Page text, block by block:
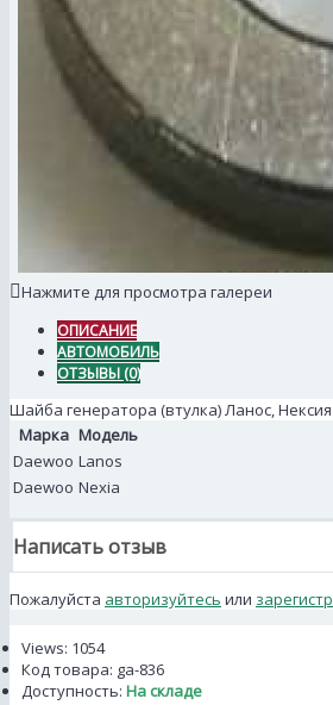
Нажмите для просмотра галереи
ОПИСАНИЕ
АВТОМОБИЛЬ
ОТЗЫВЫ (0)
Шайба генератора (втулка) Ланос,
Марка Модель
Daewoo Lanos
Daewoo Nexia
Написать отзыв
Пожалуйста авторизуйтесь или
Views: 1054
Код товара: ga-836
Доступность: На складе